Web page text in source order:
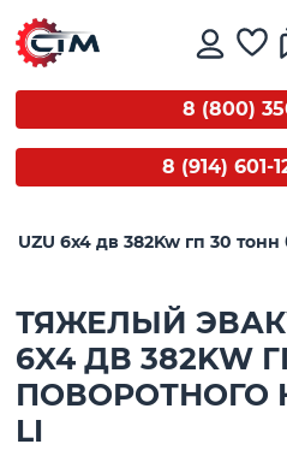
8 (800)
8 (914) 601-
6x4 дв 382Kw гп 30 тонн
ТЯЖЕЛЫЙ
6X4 ДВ 382KW
ПОВОРОТНОГО
LI